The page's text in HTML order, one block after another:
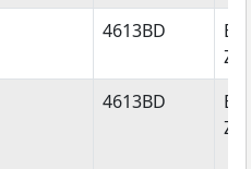
4613BD
4613BD